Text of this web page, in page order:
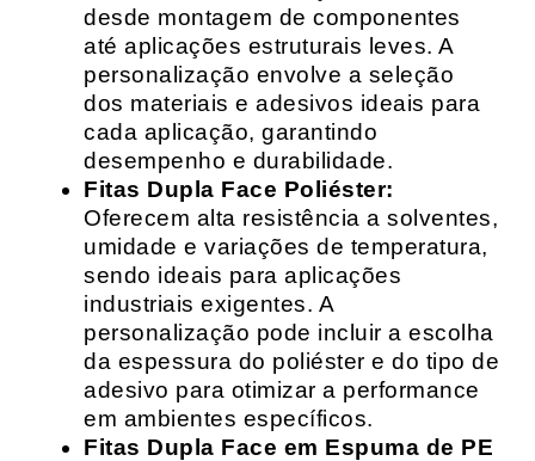
desde montagem de componentes
até aplicações estruturais leves. A
personalização envolve a seleção
dos materiais e adesivos ideais para
cada aplicação, garantindo
desempenho e durabilidade.
Fitas Dupla Face Poliéster:
Oferecem alta resistência a solventes,
umidade e variações de temperatura,
sendo ideais para aplicações
industriais exigentes. A
personalização pode incluir a escolha
da espessura do poliéster e do tipo de
adesivo para otimizar a performance
em ambientes específicos.
Fitas Dupla Face em Espuma de PE